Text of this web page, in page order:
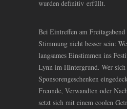
wurden definitiv erfüllt.
Bei Eintreffen am
Stimmung nicht besser sein:
langsames Einstimmen ins
Lynn im Hintergrund. Wer
Sponsorengeschenken
Freunde, Verwandten oder
setzt sich mit einem coolen